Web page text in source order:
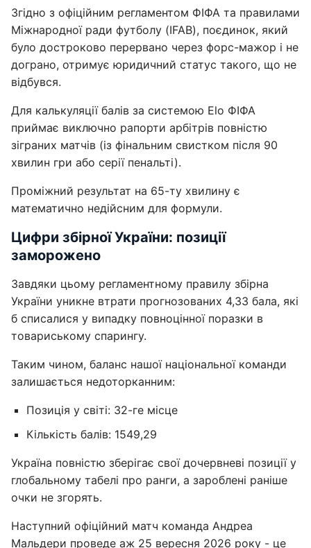
Згідно з офіційним регламентом ФІФА та правилами
Міжнародної ради футболу (IFAB), поєдинок, який
було достроково перервано через форс-мажор і не
дограно, отримує юридичний статус такого, що не
відбувся.
Для калькуляції балів за системою Elo ФІФА
приймає виключно рапорти арбітрів повністю
зіграних матчів (із фінальним свистком після 90
хвилин гри або серії пенальті).
Проміжний результат на 65-ту хвилину є
математично недійсним для формули.
Цифри збірної України: позиції
заморожено
Завдяки цьому регламентному правилу збірна
України уникне втрати прогнозованих 4,33 бала, які
б списалися у випадку повноцінної поразки в
товариському спарингу.
Таким чином, баланс нашої національної команди
залишається недоторканним:
Позиція у світі: 32-ге місце
Кількість балів: 1549,29
Україна повністю зберігає свої дочервневі позиції у
глобальному табелі про ранги, а зароблені раніше
очки не згорять.
Наступний офіційний матч команда Андреа
Мальдери проведе аж 25 вересня 2026 року - це